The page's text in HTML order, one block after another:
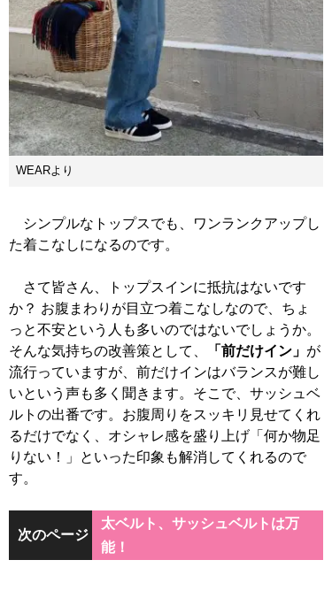
WEARより
シンプルなトップスでも、ワンランクアップし
た着こなしになるのです。
さて皆さん、トップスインに抵抗はないです
か？ お腹まわりが目立つ着こなしなので、ちょ
っと不安という人も多いのではないでしょうか。
そんな気持ちの改善策として、
「前だけイン」 が
流行っていますが、前だけインはバランスが難し
いという声も多く聞きます。そこで、サッシュベ
ルトの出番です。お腹周りをスッキリ見せてくれ
るだけでなく、オシャレ感を盛り上げ「何か物足
りない！」といった印象も解消してくれるので
す。
次のページ
太ベルト、サッシュベルトは万
能！